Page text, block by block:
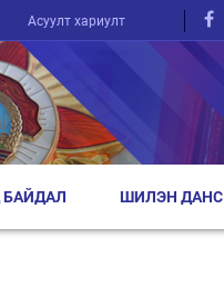
Асуулт хариулт
ШИЛЭН ДАНС